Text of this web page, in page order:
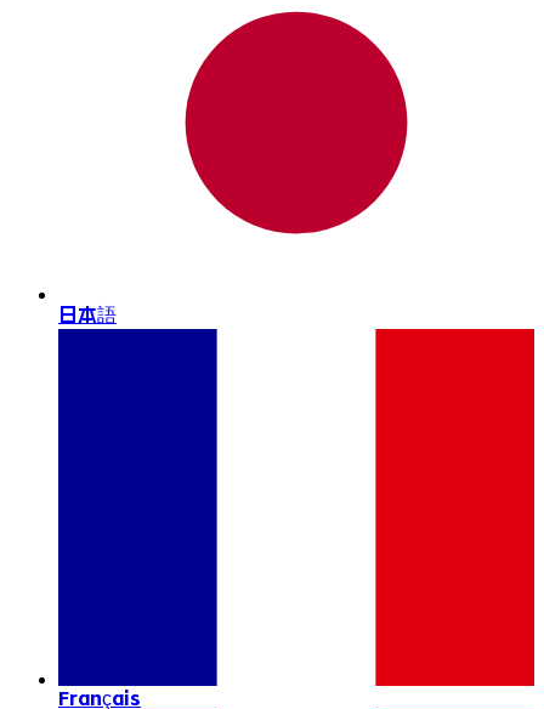
日本語
Français